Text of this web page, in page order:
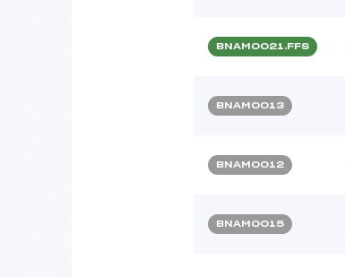
BNAM0021.FFS
BNAM0013
BNAM0012
BNAM0015